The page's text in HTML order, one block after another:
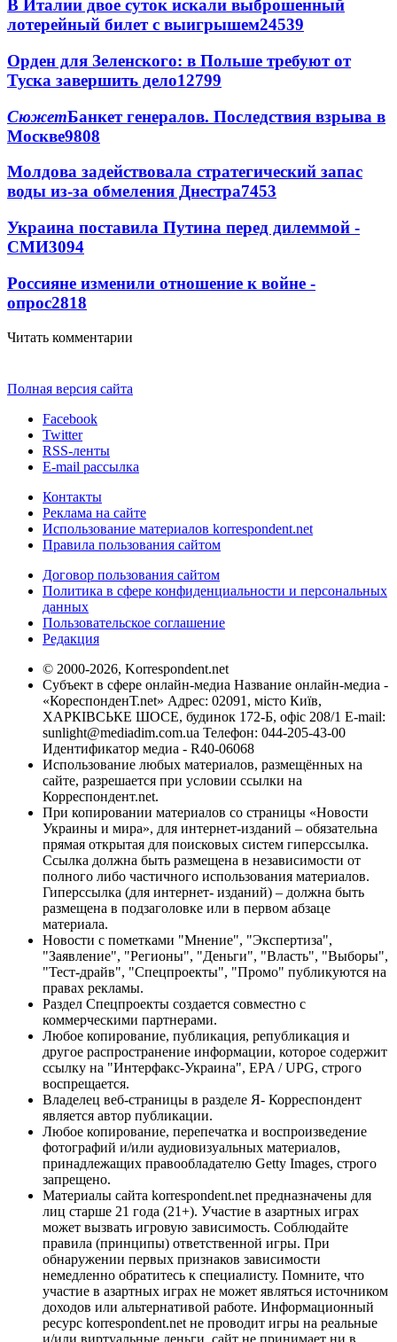
В Италии двое суток искали выброшенный
лотерейный билет с выигрышем24539
Орден для Зеленского: в Польше требуют от
Туска завершить дело12799
СюжетБанкет генералов. Последствия взрыва в
Москве9808
Молдова задействовала стратегический запас
воды из-за обмеления Днестра7453
Украина поставила Путина перед дилеммой -
СМИ3094
Россияне изменили отношение к войне -
опрос2818
Читать комментарии
Полная версия сайта
Facebook
Twitter
RSS-ленты
E-mail рассылка
Контакты
Реклама на сайте
Использование материалов korrespondent.net
Правила пользования сайтом
Договор пользования сайтом
Политика в сфере конфиденциальности и персональных
данных
Пользовательское соглашение
Редакция
© 2000-2026, Korrespondent.net
Субъект в сфере онлайн-медиа Название онлайн-медиа -
«КореспонденТ.net» Адрес: 02091, місто Київ,
ХАРКІВСЬКЕ ШОСЕ, будинок 172-Б, офіс 208/1 E-mail:
sunlight@mediadim.com.ua Телефон: 044-205-43-00
Идентификатор медиа - R40-06068
Использование любых материалов, размещённых на
сайте, разрешается при условии ссылки на
Корреспондент.net.
При копировании материалов со страницы «Новости
Украины и мира», для интернет-изданий – обязательна
прямая открытая для поисковых систем гиперссылка.
Ссылка должна быть размещена в независимости от
полного либо частичного использования материалов.
Гиперссылка (для интернет- изданий) – должна быть
размещена в подзаголовке или в первом абзаце
материала.
Новости с пометками "Мнение", "Экспертиза",
"Заявление", "Регионы", "Деньги", "Власть", "Выборы",
"Тест-драйв", "Спецпроекты", "Промо" публикуются на
правах рекламы.
Раздел Спецпроекты создается совместно с
коммерческими партнерами.
Любое копирование, публикация, републикация и
другое распространение информации, которое содержит
ссылку на "Интерфакс-Украина", EPA / UPG, строго
воспрещается.
Владелец веб-страницы в разделе Я- Корреспондент
является автор публикации.
Любое копирование, перепечатка и воспроизведение
фотографий и/или аудиовизуальных материалов,
принадлежащих правообладателю Getty Images, строго
запрещено.
Материалы сайта korrespondent.net предназначены для
лиц старше 21 года (21+). Участие в азартных играх
может вызвать игровую зависимость. Соблюдайте
правила (принципы) ответственной игры. При
обнаружении первых признаков зависимости
немедленно обратитесь к специалисту. Помните, что
участие в азартных играх не может являться источником
доходов или альтернативой работе. Информационный
ресурс korrespondent.net не проводит игры на реальные
и/или виртуальные деньги, сайт не принимает ни в